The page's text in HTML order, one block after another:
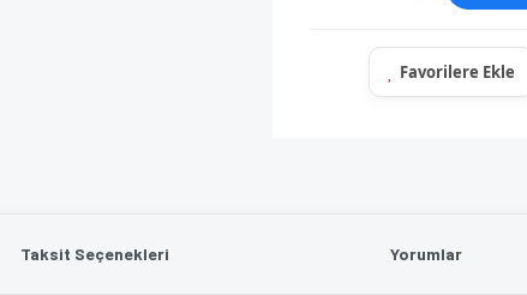
Taksit Seçenekleri Yorumlar